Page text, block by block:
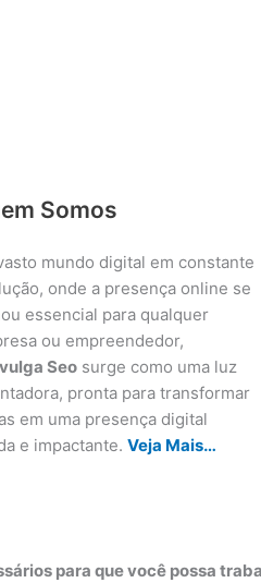
Somos
mundo digital em constante
onde a presença online se
essencial para qualquer
ou empreendedor,
Seosurge como uma luz
pronta para transformar
em uma presença digital
e impactante. Veja Mais…
para que você possa